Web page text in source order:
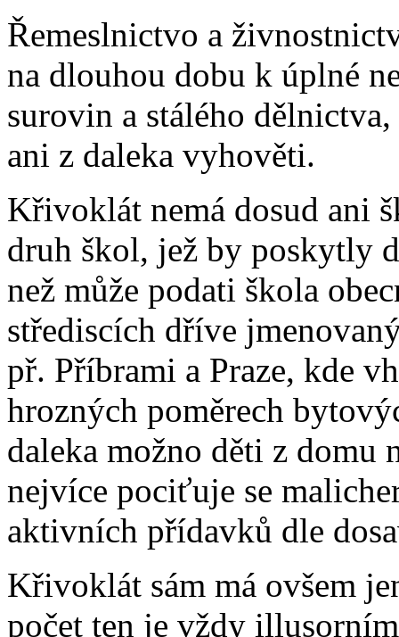
Řemeslnictvo a
na dlouhou dobu k úplné
surovin a stálého
ani z daleka vyhověti.
Křivoklát nemá dosud ani
druh škol, jež by poskytly
než může podati škola
střediscích dříve
př. Příbrami a Praze, kde
hrozných poměrech
daleka možno děti z domu
nejvíce pociťuje se
aktivních přídavků dle
Křivoklát sám má ovšem
počet ten je vždy